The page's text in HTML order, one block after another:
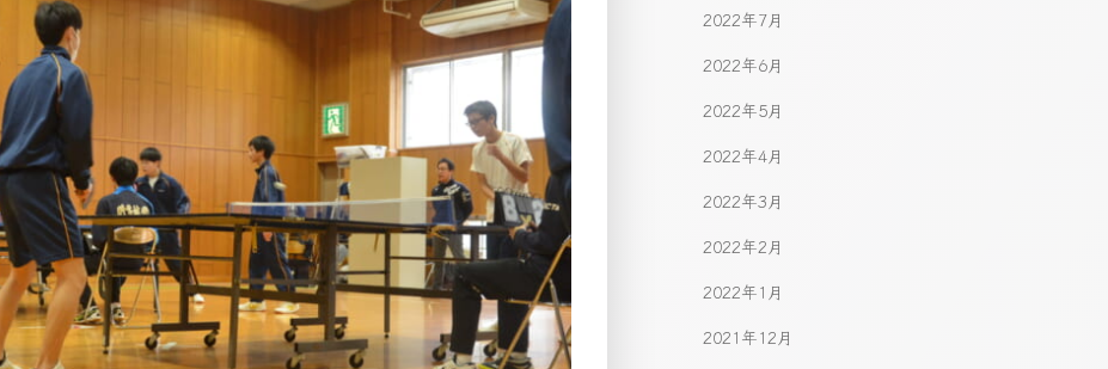
2022年7月
2022年6月
2022年5月
2022年4月
2022年3月
2022年2月
2022年1月
2021年12月